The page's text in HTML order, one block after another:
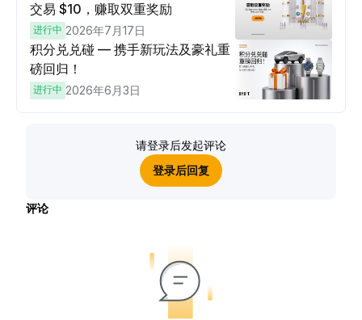
交易 $10，赚取双重奖励
进行中 2026年7月17日
积分兑兑碰 — 携手新玩法及豪礼重
磅回归！
进行中 2026年6月3日
请登录后发起评论
登录后回复
评论